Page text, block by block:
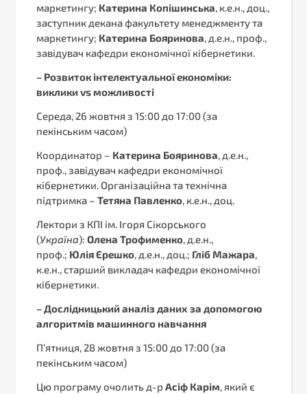
маркетингу; Катерина Копішинська, к.е.н., доц.,
заступник декана факультету менеджменту та
маркетингу; Катерина Бояринова, д.е.н., проф.,
завідувач кафедри економічної кібернетики.
– Розвиток інтелектуальної економіки:
виклики vs можливості
Середа, 26 жовтня з 15:00 до 17:00 (за
пекінським часом)
Координатор – Катерина Бояринова, д.е.н.,
проф., завідувач кафедри економічної
кібернетики. Організаційна та технічна
підтримка – Тетяна Павленко, к.е.н., доц.
Лектори з КПІ ім. Ігоря Сікорського
(Україна): Олена Трофименко, д.е.н.,
проф.; Юлія Єрешко, д.е.н., доц.; Гліб Мажара,
к.е.н., старший викладач кафедри економічної
кібернетики.
–Дослідницький аналіз даних за допомогою
алгоритмів машинного навчання
П’ятниця, 28 жовтня з 15:00 до 17:00 (за
пекінським часом)
Цю програму очолить д-р Асіф Карім, який є